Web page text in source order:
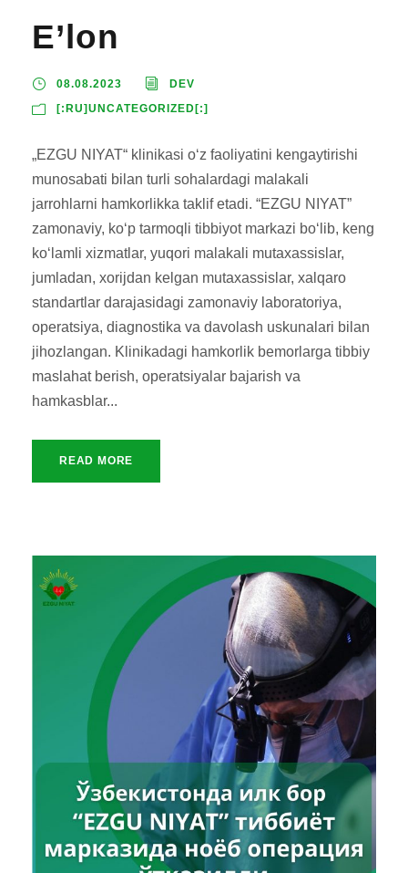
E’lon
08.08.2023 DEV
[:RU]UNCATEGORIZED[:]
„EZGU NIYAT“ klinikasi oʻz faoliyatini kengaytirishi
munosabati bilan turli sohalardagi malakali
jarrohlarni hamkorlikka taklif etadi. “EZGU NIYAT”
zamonaviy, ko‘p tarmoqli tibbiyot markazi bo‘lib, keng
ko‘lamli xizmatlar, yuqori malakali mutaxassislar,
jumladan, xorijdan kelgan mutaxassislar, xalqaro
standartlar darajasidagi zamonaviy laboratoriya,
operatsiya, diagnostika va davolash uskunalari bilan
jihozlangan. Klinikadagi hamkorlik bemorlarga tibbiy
maslahat berish, operatsiyalar bajarish va
hamkasblar...
READ MORE